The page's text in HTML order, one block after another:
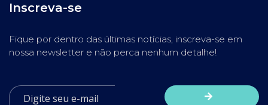
Inscreva-se
Fique por dentro das últimas notícias, inscreva-se em
nossa newsletter e não perca nenhum detalhe!